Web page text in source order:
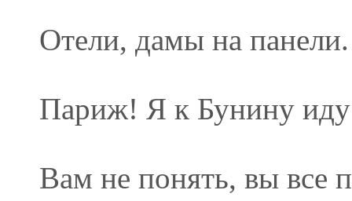
Отели, дамы на панели.
Париж! Я к Бунину
Вам не понять, вы все